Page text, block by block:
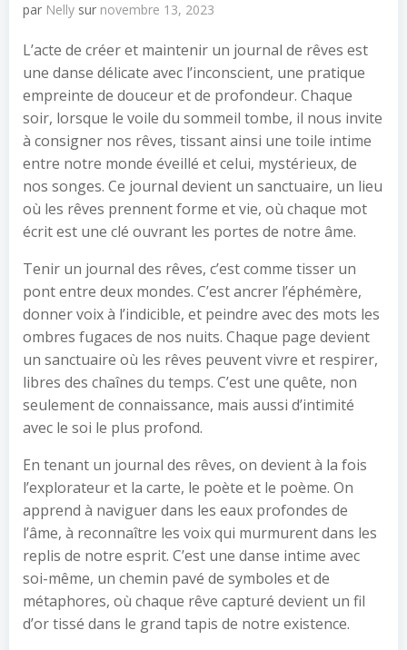
par Nelly sur novembre 13, 2023
L’acte de créer et maintenir un journal de rêves est
une danse délicate avec l’inconscient, une pratique
empreinte de douceur et de profondeur. Chaque
soir, lorsque le voile du sommeil tombe, il nous invite
à consigner nos rêves, tissant ainsi une toile intime
entre notre monde éveillé et celui, mystérieux, de
nos songes. Ce journal devient un sanctuaire, un lieu
où les rêves prennent forme et vie, où chaque mot
écrit est une clé ouvrant les portes de notre âme.
Tenir un journal des rêves, c’est comme tisser un
pont entre deux mondes. C’est ancrer l’éphémère,
donner voix à l’indicible, et peindre avec des mots les
ombres fugaces de nos nuits. Chaque page devient
un sanctuaire où les rêves peuvent vivre et respirer,
libres des chaînes du temps. C’est une quête, non
seulement de connaissance, mais aussi d’intimité
avec le soi le plus profond.
En tenant un journal des rêves, on devient à la fois
l’explorateur et la carte, le poète et le poème. On
apprend à naviguer dans les eaux profondes de
l’âme, à reconnaître les voix qui murmurent dans les
replis de notre esprit. C’est une danse intime avec
soi-même, un chemin pavé de symboles et de
métaphores, où chaque rêve capturé devient un fil
d’or tissé dans le grand tapis de notre existence.